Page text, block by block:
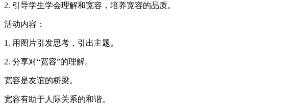
2. 引导学生学会理解和宽容，培养宽容的品质。
活动内容：
1. 用图片引发思考，引出主题。
2. 分享对“宽容”的理解。
宽容是友谊的桥梁。
宽容有助于人际关系的和谐。